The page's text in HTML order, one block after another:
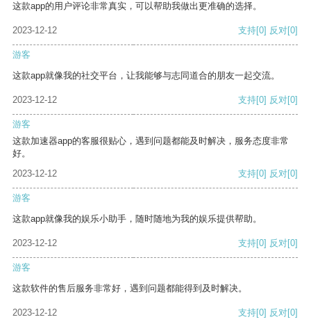
这款app的用户评论非常真实，可以帮助我做出更准确的选择。
2023-12-12 支持[0] 反对[0]
游客
这款app就像我的社交平台，让我能够与志同道合的朋友一起交流。
2023-12-12 支持[0] 反对[0]
游客
这款加速器app的客服很贴心，遇到问题都能及时解决，服务态度非常
好。
2023-12-12
支持[0] 反对[0]
游客
这款app就像我的娱乐小助手，随时随地为我的娱乐提供帮助。
2023-12-12 支持[0] 反对[0]
游客
这款软件的售后服务非常好，遇到问题都能得到及时解决。
2023-12-12 支持[0] 反对[0]